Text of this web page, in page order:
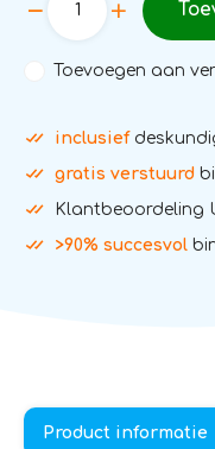
Toevoegen aan
inclusief
gratis verstuurd
Klantbeoordeling
>90% succesvol
Product informatie